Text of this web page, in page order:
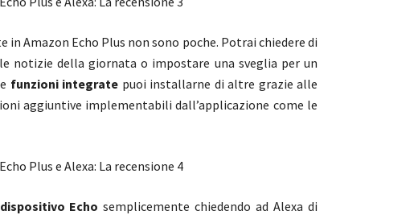
Amazon Echo Plus non sono poche. Potrai chiedere di
notizie della giornata o impostare una sveglia per un
funzioni integrate puoi installarne di altre grazie alle
aggiuntive implementabili dall’applicazione come le
Echo semplicemente chiedendo ad Alexa di